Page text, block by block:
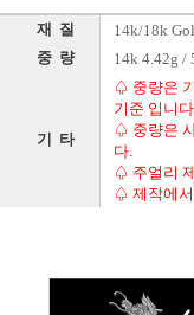
재 질 14k/18k
중 량 14k 4.42g /
기 타
♤ 중량은
기준 입니
♤ 중량은
다.
♤ 주얼리
♤ 제작에서